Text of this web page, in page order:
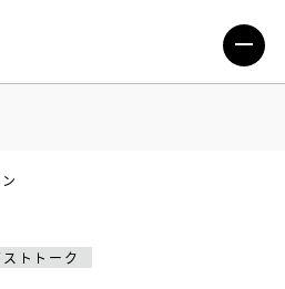
トトーク